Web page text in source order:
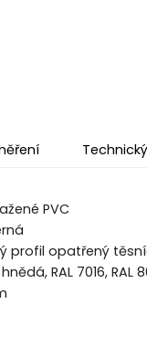
PVC
profil opatřený
RAL 7016, RAL